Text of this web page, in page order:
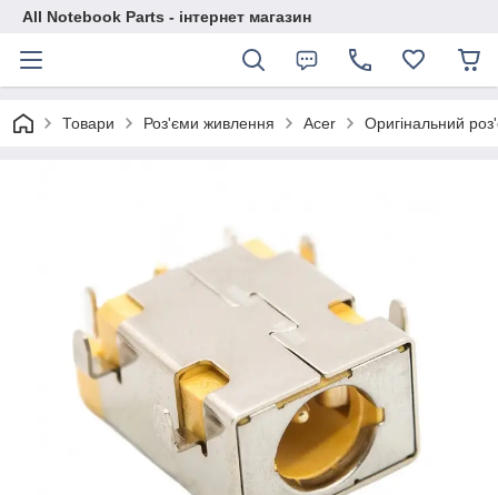
All Notebook Parts - інтернет магазин
Товари Роз'єми живлення Acer Оригінальний